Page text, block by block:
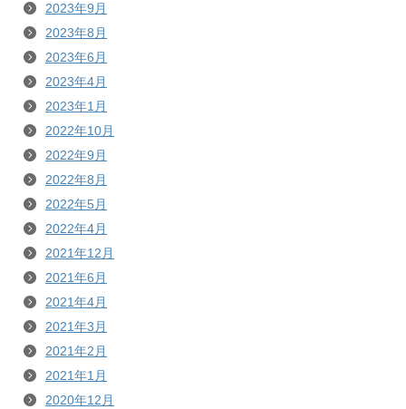
2023年9月
2023年8月
2023年6月
2023年4月
2023年1月
2022年10月
2022年9月
2022年8月
2022年5月
2022年4月
2021年12月
2021年6月
2021年4月
2021年3月
2021年2月
2021年1月
2020年12月